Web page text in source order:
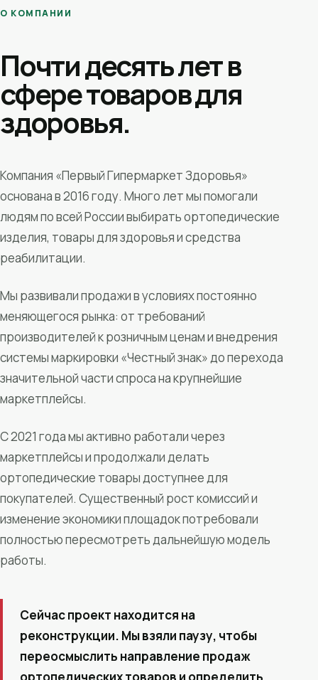
О КОМПАНИИ
Почти десять лет в
сфере товаров для
здоровья.
Компания «Первый Гипермаркет Здоровья»
основана в 2016 году. Много лет мы помогали
людям по всей России выбирать ортопедические
изделия, товары для здоровья и средства
реабилитации.
Мы развивали продажи в условиях постоянно
меняющегося рынка: от требований
производителей к розничным ценам и внедрения
системы маркировки «Честный знак» до перехода
значительной части спроса на крупнейшие
маркетплейсы.
С 2021 года мы активно работали через
маркетплейсы и продолжали делать
ортопедические товары доступнее для
покупателей. Существенный рост комиссий и
изменение экономики площадок потребовали
полностью пересмотреть дальнейшую модель
работы.
Сейчас проект находится на
реконструкции. Мы взяли паузу, чтобы
переосмыслить направление продаж